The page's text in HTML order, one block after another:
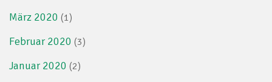
März 2020 (1)
Februar 2020 (3)
Januar 2020 (2)